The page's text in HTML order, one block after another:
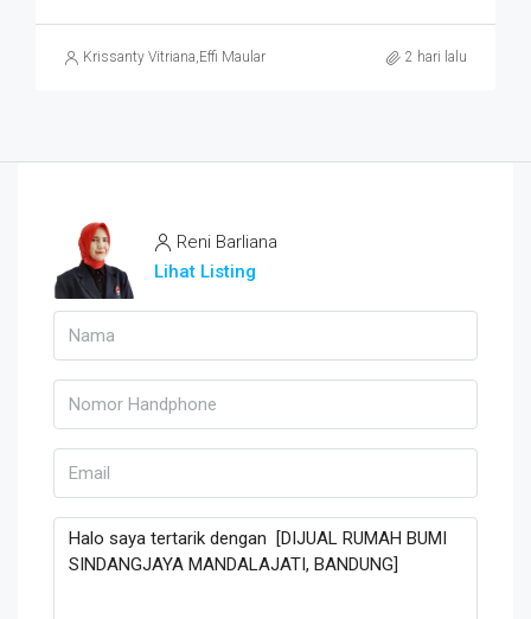
Krissanty Vitriana,Effi Maulani 2 hari lalu
Reni Barliana
Lihat Listing